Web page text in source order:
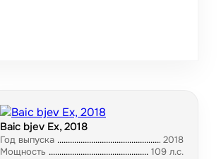
Baic bjev Ex, 2018
Год выпуска
2018
Мощность
109 л.с.